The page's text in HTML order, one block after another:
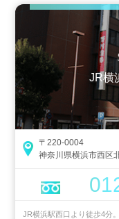
JR横
〒220-0004
神奈川県横浜市西区
JR横浜駅西口より徒歩4分